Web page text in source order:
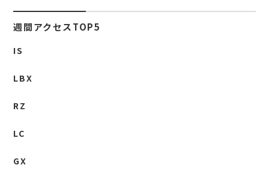
週間アクセスTOP5
IS
LBX
RZ
LC
GX